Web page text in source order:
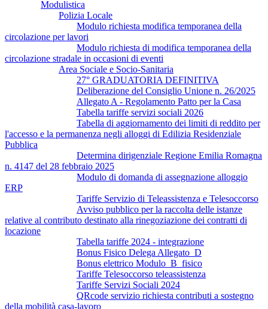
Modulistica
Polizia Locale
Modulo richiesta modifica temporanea della
circolazione per lavori
Modulo richiesta di modifica temporanea della
circolazione stradale in occasioni di eventi
Area Sociale e Socio-Sanitaria
27° GRADUATORIA DEFINITIVA
Deliberazione del Consiglio Unione n. 26/2025
Allegato A - Regolamento Patto per la Casa
Tabella tariffe servizi sociali 2026
Tabella di aggiornamento dei limiti di reddito per
l'accesso e la permanenza negli alloggi di Edilizia Residenziale
Pubblica
Determina dirigenziale Regione Emilia Romagna
n. 4147 del 28 febbraio 2025
Modulo di domanda di assegnazione alloggio
ERP
Tariffe Servizio di Teleassistenza e Telesoccorso
Avviso pubblico per la raccolta delle istanze
relative al contributo destinato alla rinegoziazione dei contratti di
locazione
Tabella tariffe 2024 - integrazione
Bonus Fisico Delega Allegato_D
Bonus elettrico Modulo_B_fisico
Tariffe Telesoccorso teleassistenza
Tariffe Servizi Sociali 2024
QRcode servizio richiesta contributi a sostegno
della mobilità casa-lavoro